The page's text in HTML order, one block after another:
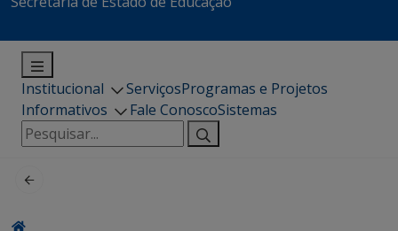
Institucional ServiçosProgramas e Projetos
Informativos
Fale ConoscoSistemas
Pesquisar
por: